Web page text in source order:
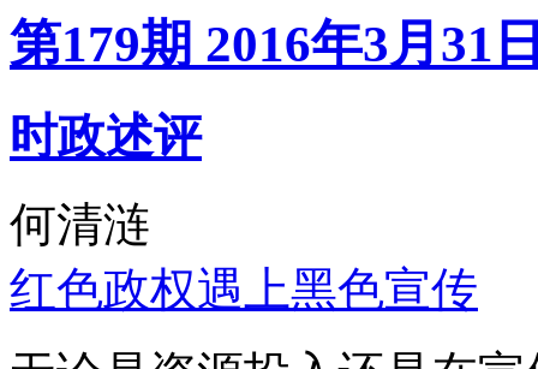
第179期 2016年3月31
时政述评
何清涟
红色政权遇上黑色宣传